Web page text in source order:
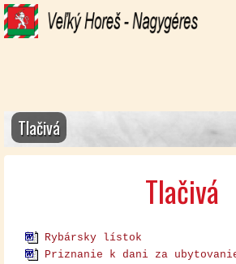
Tlačivá
Tlačivá
Rybársky lístok
Priznanie k dani za